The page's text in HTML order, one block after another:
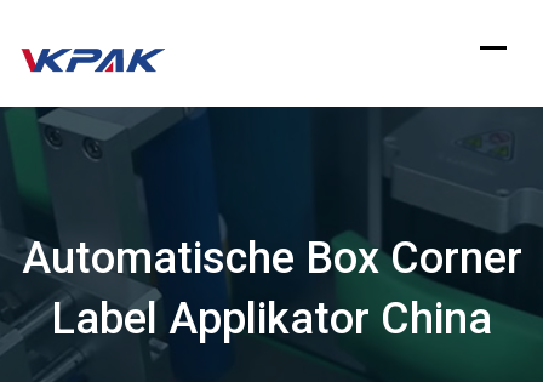
Automatische Box Corner
Label Applikator China